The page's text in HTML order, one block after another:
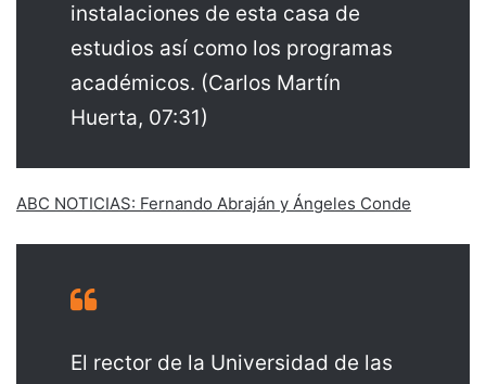
instalaciones de esta casa de
estudios así como los programas
académicos. (Carlos Martín
Huerta, 07:31)
ABC NOTICIAS: Fernando Abraján y Ángeles Conde
El rector de la Universidad de las